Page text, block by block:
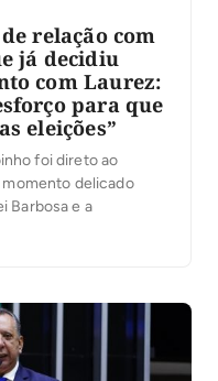
relação com
já decidiu
com Laurez:
para que
eleições”
foi direto ao
delicado
Barbosa e a